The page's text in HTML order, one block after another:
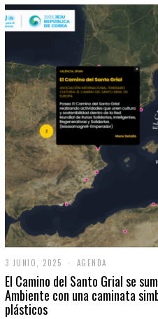
0
2
5
3 JUNIO, 2025
J
U
N
AGENDA
El Camino del Santo Grial se
Ambiente con una caminata
plásticos